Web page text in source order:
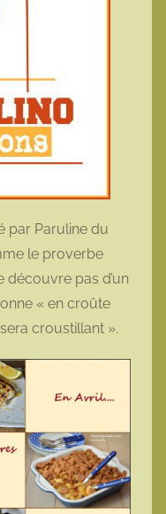
par Paruline du
le proverbe
découvre pas d’un
« en croûte
croustillant ».